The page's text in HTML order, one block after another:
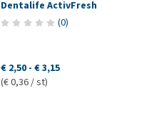
Dentalife ActivFresh
(0)
€ 2,50 - € 3,15
(€ 0,36 / st)